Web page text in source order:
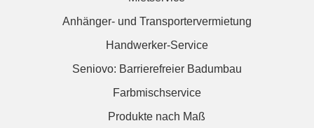
Anhänger- und Transportervermietung
Handwerker-Service
Seniovo: Barrierefreier Badumbau
Farbmischservice
Produkte nach Maß